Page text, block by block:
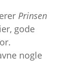
Prinsen
gode
nogle